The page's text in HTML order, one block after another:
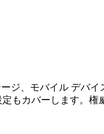
ジ、モバイル デバ
定もカバーします。